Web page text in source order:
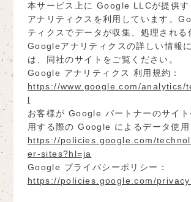
本サービス上に Google LLCが提供
アナリティクスを利用しています。
ティクスでデータが収集、処理される
Googleアナリティクスの詳しい情報
は、同社のサイトをご覧ください。
Google アナリティクス 利用規約：
https://www.google.com/analytics/
l
お客様が Google パートナーのサイト
用する際の Google によるデータ使用
https://policies.google.com/
er-sites?hl=ja
Google プライバシーポリシー：
https://policies.google.com/